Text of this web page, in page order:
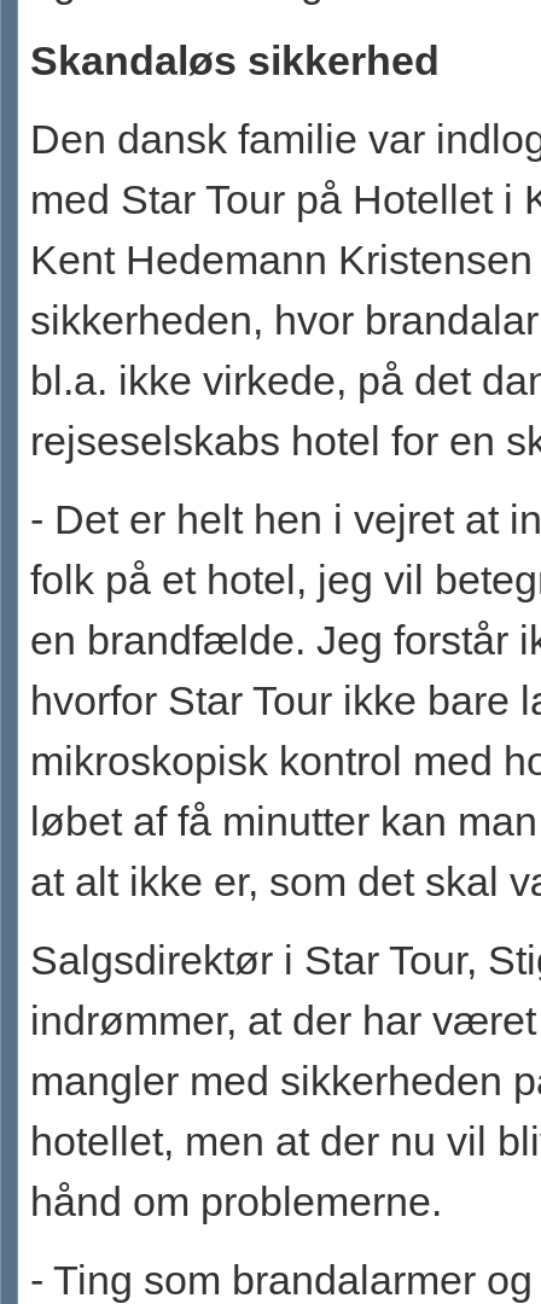
Skandaløs sikkerhed
Den dansk familie var
med Star Tour på Hotellet i
Kent Hedemann
sikkerheden, hvor
bl.a. ikke virkede, på det
rejseselskabs hotel for en
- Det er helt hen i vejret at
folk på et hotel, jeg vil
en brandfælde. Jeg forstår
hvorfor Star Tour ikke bare
mikroskopisk kontrol med
løbet af få minutter kan
at alt ikke er, som det skal
Salgsdirektør i Star Tour,
indrømmer, at der har
mangler med sikkerheden
hotellet, men at der nu vil
hånd om problemerne.
- Ting som brandalarmer og